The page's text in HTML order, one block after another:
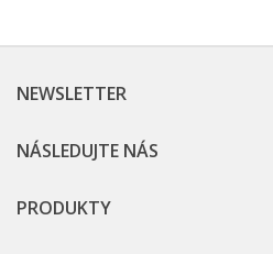
NEWSLETTER
NÁSLEDUJTE NÁS
PRODUKTY